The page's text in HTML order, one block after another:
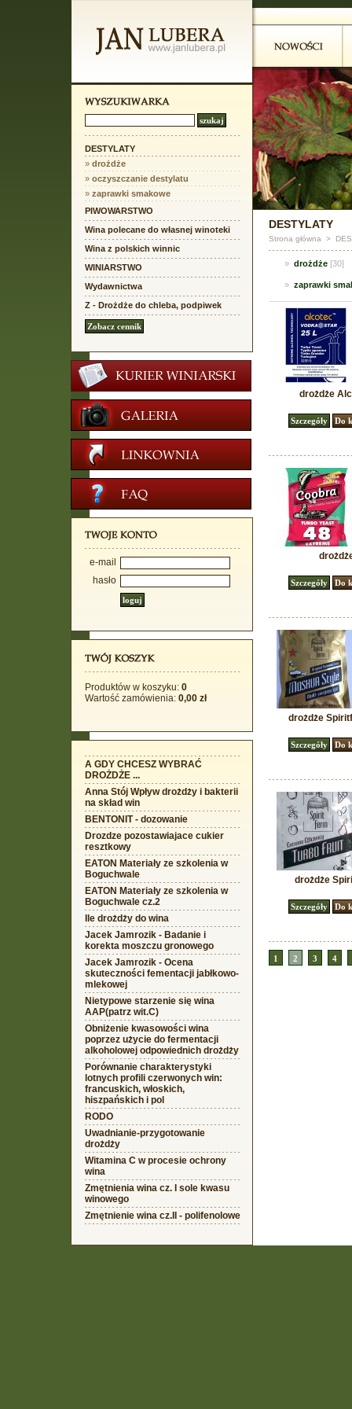
DESTYLATY
» drożdże
» oczyszczanie destylatu
» zaprawki smakowe
PIWOWARSTWO
Wina polecane do własnej winoteki
Wina z polskich winnic
WINIARSTWO
Wydawnictwa
Z - Drożdże do chleba, podpiwek
e-mail
hasło
Produktów w koszyku: 0
Wartość zamówienia: 0,00 zł
A GDY CHCESZ WYBRAĆ
DROŻDŻE ...
Anna Stój Wpływ drożdży i bakterii
na skład win
BENTONIT - dozowanie
Drozdze pozostawiajace cukier
resztkowy
EATON Materiały ze szkolenia w
Boguchwale
EATON Materiały ze szkolenia w
Boguchwale cz.2
Ile drożdży do wina
Jacek Jamrozik - Badanie i
korekta moszczu gronowego
Jacek Jamrozik - Ocena
skuteczności fementacji jabłkowo-
mlekowej
Nietypowe starzenie się wina
AAP(patrz wit.C)
Obniżenie kwasowości wina
poprzez użycie do fermentacji
alkoholowej odpowiednich drożdży
Porównanie charakterystyki
lotnych profili czerwonych win:
francuskich, włoskich,
hiszpańskich i pol
RODO
Uwadnianie-przygotowanie
drożdży
Witamina C w procesie ochrony
wina
Zmętnienia wina cz. I sole kwasu
winowego
Zmętnienie wina cz.II - polifenolowe
DESTYLATY
Strona główna >
» drożdże [30]
» zaprawki
drożdże
drożdże
drożdże
1 2 3 4